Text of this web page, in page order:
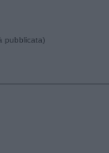
pubblicata)